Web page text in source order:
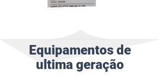
Equipamentos de
ultima geração